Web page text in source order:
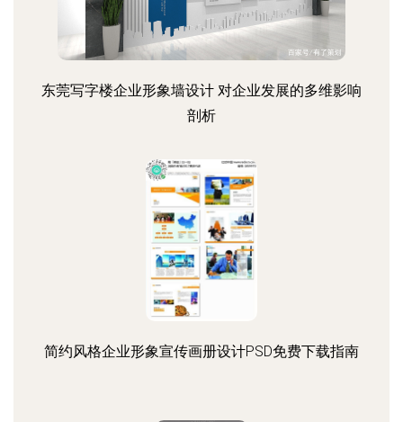
东莞写字楼企业形象墙设计 对企业发展的多维影响
剖析
简约风格企业形象宣传画册设计PSD免费下载指南